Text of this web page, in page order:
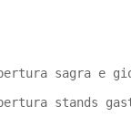
sagra e
stands